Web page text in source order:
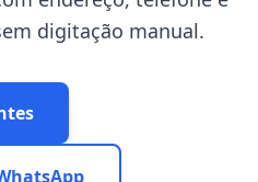
digitação manual.